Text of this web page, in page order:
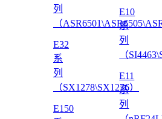
列
（
E32
系
列
（SX1278\SX1276）
E150
E10
系
列
（
E11
系
列